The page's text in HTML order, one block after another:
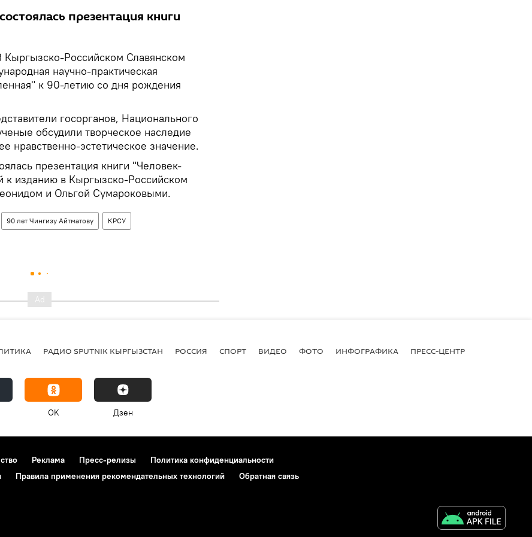
презентация книги
Кыргызско-Российском Славянском
научно-практическая
к 90-летию со дня рождения
госорганов, Национального
обсудили творческое наследие
нравственно-эстетическое значение.
презентация книги "Человек-
к изданию в Кыргызско-Российском
и Ольгой Сумароковыми.
90 лет Чингизу Айтматову КРСУ
РАДИО SPUTNIK КЫРГЫЗСТАН РОССИЯ СПОРТ ВИДЕО ФОТО ИНФОГРАФИКА ПРЕСС-ЦЕНТР
OK Дзен
Реклама Пресс-релизы
Политика конфиденциальности
Правила применения рекомендательных технологий Обратная связь